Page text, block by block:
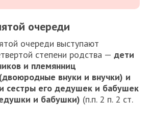
очереди
очереди выступают
степени родства —дети
и племянниц
внуки и внучки) и
сестры его дедушек и бабушек
и бабушки) (п.п. 2 п. 2 ст.